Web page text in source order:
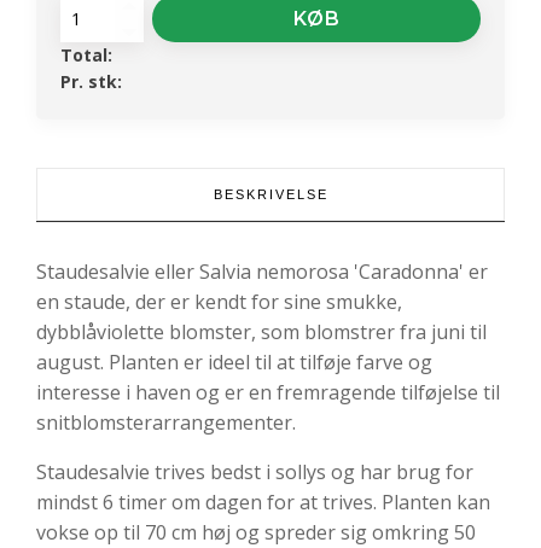
Staudesalvie
'Caradonna'
Salvia
KØB
Total:
Pr. stk:
BESKRIVELSE
Staudesalvie eller Salvia nemorosa 'Caradonna' er
en staude, der er kendt for sine smukke,
dybblåviolette blomster, som blomstrer fra juni til
august. Planten er ideel til at tilføje farve og
interesse i haven og er en fremragende tilføjelse til
snitblomsterarrangementer.
Staudesalvie trives bedst i sollys og har brug for
mindst 6 timer om dagen for at trives. Planten kan
vokse op til 70 cm høj og spreder sig omkring 50